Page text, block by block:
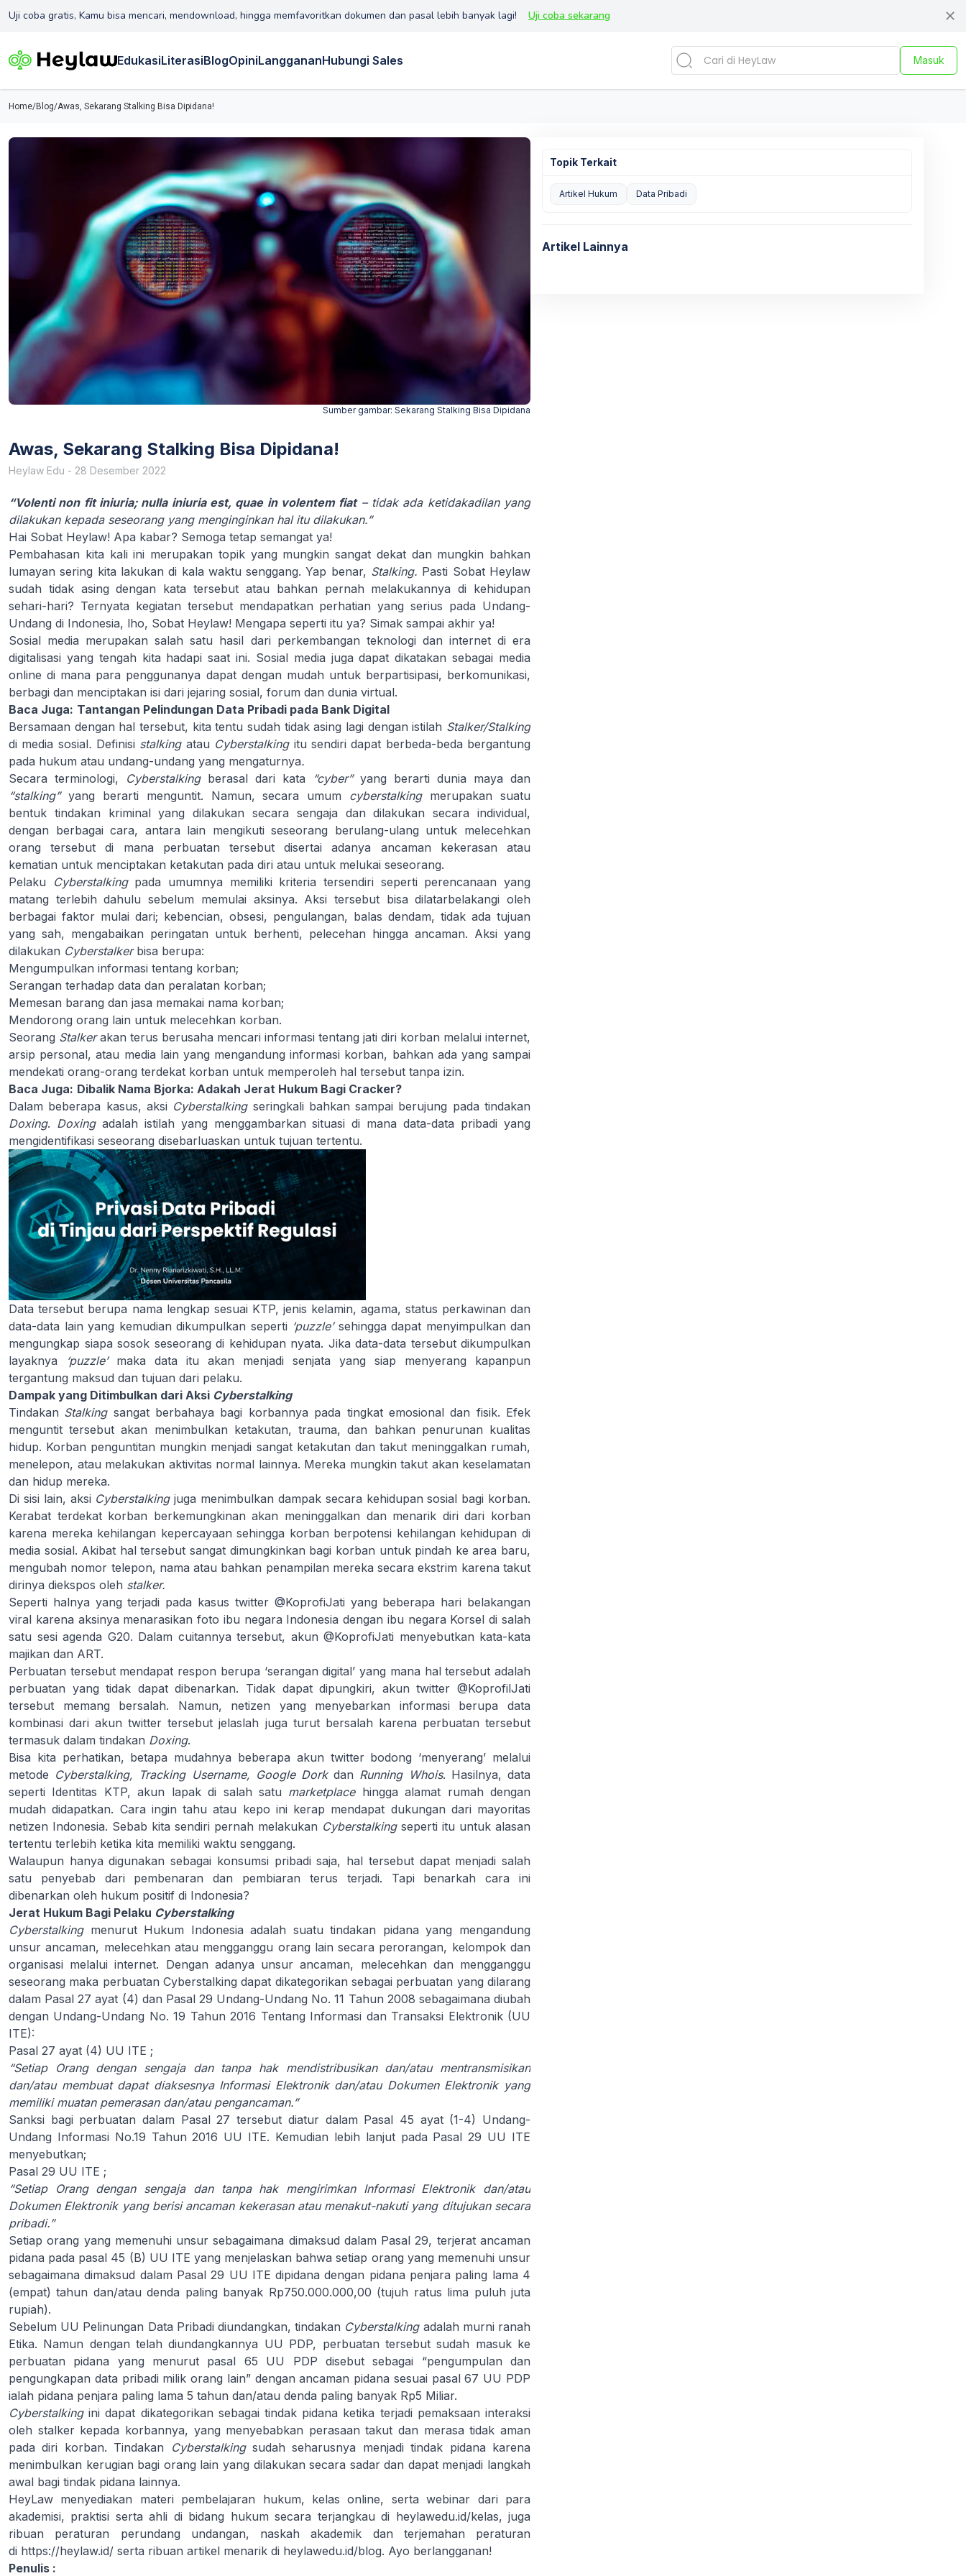
Uji coba gratis, Kamu bisa mencari, mendownload, hingga memfavoritkan dokumen dan pasal lebih banyak lagi! Uji coba sekarang
EdukasiLiterasiBlogOpiniLanggananHubungi Sales Masuk
Home/Blog/Awas, Sekarang Stalking Bisa Dipidana!
Sumber gambar: Sekarang Stalking Bisa Dipidana
Awas, Sekarang Stalking Bisa Dipidana!
Heylaw Edu - 28 Desember 2022
“Volenti non fit iniuria; nulla iniuria est, quae in volentem fiat– tidak ada ketidakadilan yang
dilakukan kepada seseorang yang menginginkan hal itu dilakukan.”
Hai Sobat Heylaw! Apa kabar? Semoga tetap semangat ya!
Pembahasan kita kali ini merupakan topik yang mungkin sangat dekat dan mungkin bahkan
lumayan sering kita lakukan di kala waktu senggang. Yap benar, Stalking. Pasti Sobat Heylaw
sudah tidak asing dengan kata tersebut atau bahkan pernah melakukannya di kehidupan
sehari-hari? Ternyata kegiatan tersebut mendapatkan perhatian yang serius pada Undang-
Undang di Indonesia, lho, Sobat Heylaw! Mengapa seperti itu ya? Simak sampai akhir ya!
Sosial media merupakan salah satu hasil dari perkembangan teknologi dan internet di era
digitalisasi yang tengah kita hadapi saat ini. Sosial media juga dapat dikatakan sebagai media
online di mana para penggunanya dapat dengan mudah untuk berpartisipasi, berkomunikasi,
berbagi dan menciptakan isi dari jejaring sosial, forum dan dunia virtual.
Baca Juga: Tantangan Pelindungan Data Pribadi pada Bank Digital
Bersamaan dengan hal tersebut, kita tentu sudah tidak asing lagi dengan istilah Stalker/Stalking
di media sosial. Definisi stalkingatau Cyberstalking itu sendiri dapat berbeda-beda bergantung
pada hukum atau undang-undang yang mengaturnya.
Secara terminologi, Cyberstalkingberasal dari kata “cyber”yang berarti dunia maya dan
“stalking”yang berarti menguntit. Namun, secara umum cyberstalkingmerupakan suatu
bentuk tindakan kriminal yang dilakukan secara sengaja dan dilakukan secara individual,
dengan berbagai cara, antara lain mengikuti seseorang berulang-ulang untuk melecehkan
orang tersebut di mana perbuatan tersebut disertai adanya ancaman kekerasan atau
kematian untuk menciptakan ketakutan pada diri atau untuk melukai seseorang.
Pelaku
Cyberstalkingpada umumnya memiliki kriteria tersendiri seperti perencanaan yang
matang terlebih dahulu sebelum memulai aksinya. Aksi tersebut bisa dilatarbelakangi oleh
berbagai faktor mulai dari; kebencian, obsesi, pengulangan, balas dendam, tidak ada tujuan
yang sah, mengabaikan peringatan untuk berhenti, pelecehan hingga ancaman. Aksi yang
dilakukan Cyberstalkerbisa berupa:
Mengumpulkan informasi tentang korban;
Serangan terhadap data dan peralatan korban;
Memesan barang dan jasa memakai nama korban;
Mendorong orang lain untuk melecehkan korban.
Seorang Stalkerakan terus berusaha mencari informasi tentang jati diri korban melalui internet,
arsip personal, atau media lain yang mengandung informasi korban, bahkan ada yang sampai
mendekati orang-orang terdekat korban untuk memperoleh hal tersebut tanpa izin.
Baca Juga: Dibalik Nama Bjorka: Adakah Jerat Hukum Bagi Cracker?
Dalam beberapa kasus, aksi Cyberstalkingseringkali bahkan sampai berujung pada tindakan
Doxing. Doxingadalah istilah yang menggambarkan situasi di mana data-data pribadi yang
mengidentifikasi seseorang disebarluaskan untuk tujuan tertentu.
Data tersebut berupa nama lengkap sesuai KTP, jenis kelamin, agama, status perkawinan dan
data-data lain yang kemudian dikumpulkan seperti ‘puzzle’sehingga dapat menyimpulkan dan
mengungkap siapa sosok seseorang di kehidupan nyata. Jika data-data tersebut dikumpulkan
layaknya
‘puzzle’ maka data itu akan menjadi senjata yang siap menyerang kapanpun
tergantung maksud dan tujuan dari pelaku.
Dampak yang Ditimbulkan dari Aksi Cyberstalking
Tindakan Stalkingsangat berbahaya bagi korbannya pada tingkat emosional dan fisik. Efek
menguntit tersebut akan menimbulkan ketakutan, trauma, dan bahkan penurunan kualitas
hidup. Korban penguntitan mungkin menjadi sangat ketakutan dan takut meninggalkan rumah,
menelepon, atau melakukan aktivitas normal lainnya. Mereka mungkin takut akan keselamatan
dan hidup mereka.
Di sisi lain, aksi Cyberstalkingjuga menimbulkan dampak secara kehidupan sosial bagi korban.
Kerabat terdekat korban berkemungkinan akan meninggalkan dan menarik diri dari korban
karena mereka kehilangan kepercayaan sehingga korban berpotensi kehilangan kehidupan di
media sosial. Akibat hal tersebut sangat dimungkinkan bagi korban untuk pindah ke area baru,
mengubah nomor telepon, nama atau bahkan penampilan mereka secara ekstrim karena takut
dirinya diekspos oleh stalker.
Seperti halnya yang terjadi pada kasus twitter @KoprofiJati yang beberapa hari belakangan
viral karena aksinya menarasikan foto ibu negara Indonesia dengan ibu negara Korsel di salah
satu sesi agenda G20. Dalam cuitannya tersebut, akun @KoprofiJati menyebutkan kata-kata
majikan dan ART.
Perbuatan tersebut mendapat respon berupa ‘serangan digital’ yang mana hal tersebut adalah
perbuatan yang tidak dapat dibenarkan. Tidak dapat dipungkiri, akun twitter @KoprofilJati
tersebut memang bersalah. Namun, netizen yang menyebarkan informasi berupa data
kombinasi dari akun twitter tersebut jelaslah juga turut bersalah karena perbuatan tersebut
termasuk dalam tindakan Doxing.
Bisa kita perhatikan, betapa mudahnya beberapa akun twitter bodong ‘menyerang’ melalui
metode Cyberstalking, Tracking Username, Google Dorkdan Running Whois. Hasilnya, data
seperti Identitas KTP, akun lapak di salah satu marketplacehingga alamat rumah dengan
mudah didapatkan. Cara ingin tahu atau kepo ini kerap mendapat dukungan dari mayoritas
netizen Indonesia. Sebab kita sendiri pernah melakukan Cyberstalkingseperti itu untuk alasan
tertentu terlebih ketika kita memiliki waktu senggang.
Walaupun hanya digunakan sebagai konsumsi pribadi saja, hal tersebut dapat menjadi salah
satu penyebab dari pembenaran dan pembiaran terus terjadi. Tapi benarkah cara ini
dibenarkan oleh hukum positif di Indonesia?
Jerat Hukum Bagi Pelaku Cyberstalking
Cyberstalkingmenurut Hukum Indonesia adalah suatu tindakan pidana yang mengandung
unsur ancaman, melecehkan atau mengganggu orang lain secara perorangan, kelompok dan
organisasi melalui internet. Dengan adanya unsur ancaman, melecehkan dan mengganggu
seseorang maka perbuatan Cyberstalking dapat dikategorikan sebagai perbuatan yang dilarang
dalam Pasal 27 ayat (4) dan Pasal 29 Undang-Undang No. 11 Tahun 2008 sebagaimana diubah
dengan Undang-Undang No. 19 Tahun 2016 Tentang Informasi dan Transaksi Elektronik (UU
ITE):
Pasal 27 ayat (4) UU ITE ;
“Setiap Orang dengan sengaja dan tanpa hak mendistribusikan dan/atau mentransmisikan
dan/atau membuat dapat diaksesnya Informasi Elektronik dan/atau Dokumen Elektronik yang
memiliki muatan pemerasan dan/atau pengancaman.”
Sanksi bagi perbuatan dalam Pasal 27 tersebut diatur dalam Pasal 45 ayat (1-4) Undang-
Undang Informasi No.19 Tahun 2016 UU ITE. Kemudian lebih lanjut pada Pasal 29 UU ITE
menyebutkan;
Pasal 29 UU ITE ;
“Setiap Orang dengan sengaja dan tanpa hak mengirimkan Informasi Elektronik dan/atau
Dokumen Elektronik yang berisi ancaman kekerasan atau menakut-nakuti yang ditujukan secara
pribadi.”
Setiap orang yang memenuhi unsur sebagaimana dimaksud dalam Pasal 29, terjerat ancaman
pidana pada pasal 45 (B) UU ITE yang menjelaskan bahwa setiap orang yang memenuhi unsur
sebagaimana dimaksud dalam Pasal 29 UU ITE dipidana dengan pidana penjara paling lama 4
(empat) tahun dan/atau denda paling banyak Rp750.000.000,00 (tujuh ratus lima puluh juta
rupiah).
Sebelum UU Pelinungan Data Pribadi diundangkan, tindakan Cyberstalkingadalah murni ranah
Etika. Namun dengan telah diundangkannya UU PDP, perbuatan tersebut sudah masuk ke
perbuatan pidana yang menurut pasal 65 UU PDP disebut sebagai “pengumpulan dan
pengungkapan data pribadi milik orang lain” dengan ancaman pidana sesuai pasal 67 UU PDP
ialah pidana penjara paling lama 5 tahun dan/atau denda paling banyak Rp5 Miliar.
Cyberstalkingini dapat dikategorikan sebagai tindak pidana ketika terjadi pemaksaan interaksi
oleh stalker kepada korbannya, yang menyebabkan perasaan takut dan merasa tidak aman
pada diri korban. Tindakan
Cyberstalkingsudah seharusnya menjadi tindak pidana karena
menimbulkan kerugian bagi orang lain yang dilakukan secara sadar dan dapat menjadi langkah
awal bagi tindak pidana lainnya.
HeyLaw menyediakan materi pembelajaran hukum, kelas online, serta webinar dari para
akademisi, praktisi serta ahli di bidang hukum secara terjangkau di heylawedu.id/kelas, juga
ribuan peraturan perundang undangan, naskah akademik dan terjemahan peraturan
di https://heylaw.id/ serta ribuan artikel menarik di heylawedu.id/blog. Ayo berlangganan!
Penulis :
Topik Terkait
Artikel Hukum Data Pribadi
Artikel Lainnya